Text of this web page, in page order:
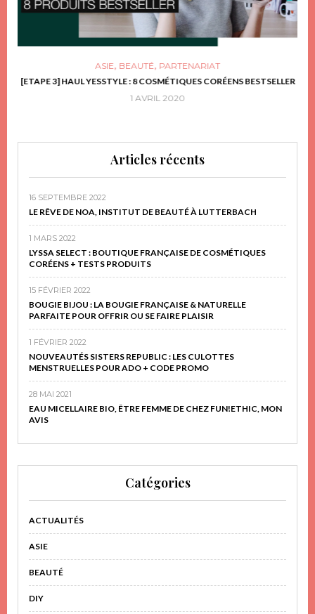
ASIE, BEAUTÉ, PARTENARIAT
[ETAPE 3] HAUL YESSTYLE : 8 COSMÉTIQUES CORÉENS BESTSELLER
1 AVRIL 2020
Articles récents
16 SEPTEMBRE 2022
LE RÊVE DE NOA, INSTITUT DE BEAUTÉ À LUTTERBACH
1 MARS 2022
LYSSA SELECT : BOUTIQUE FRANÇAISE DE COSMÉTIQUES
CORÉENS + TESTS PRODUITS
15 FÉVRIER 2022
BOUGIE BIJOU : LA BOUGIE FRANÇAISE & NATURELLE
PARFAITE POUR OFFRIR OU SE FAIRE PLAISIR
1 FÉVRIER 2022
NOUVEAUTÉS SISTERS REPUBLIC : LES CULOTTES
MENSTRUELLES POUR ADO + CODE PROMO
28 MAI 2021
EAU MICELLAIRE BIO, ÊTRE FEMME DE CHEZ FUN!ETHIC, MON
AVIS
Catégories
ACTUALITÉS
ASIE
BEAUTÉ
DIY